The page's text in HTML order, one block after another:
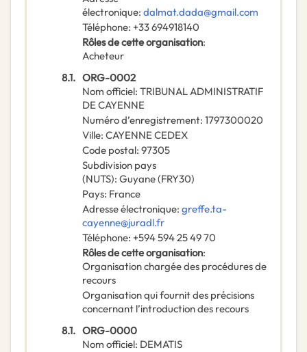
électronique: dalmat.dada@gmail.com
Téléphone: +33 694918140
Rôles de cette organisation:
Acheteur
8.1. ORG-0002
Nom officiel: TRIBUNAL ADMINISTRATIF
DE CAYENNE
Numéro d’enregistrement: 1797300020
Ville: CAYENNE CEDEX
Code postal: 97305
Subdivision pays
(NUTS): Guyane(FRY30)
Pays: France
Adresse électronique: greffe.ta-
cayenne@juradl.fr
Téléphone: +594 594 25 49 70
Rôles de cette organisation:
Organisation chargée des procédures de
recours
Organisation qui fournit des précisions
concernant l’introduction des recours
8.1. ORG-0000
Nom officiel: DEMATIS